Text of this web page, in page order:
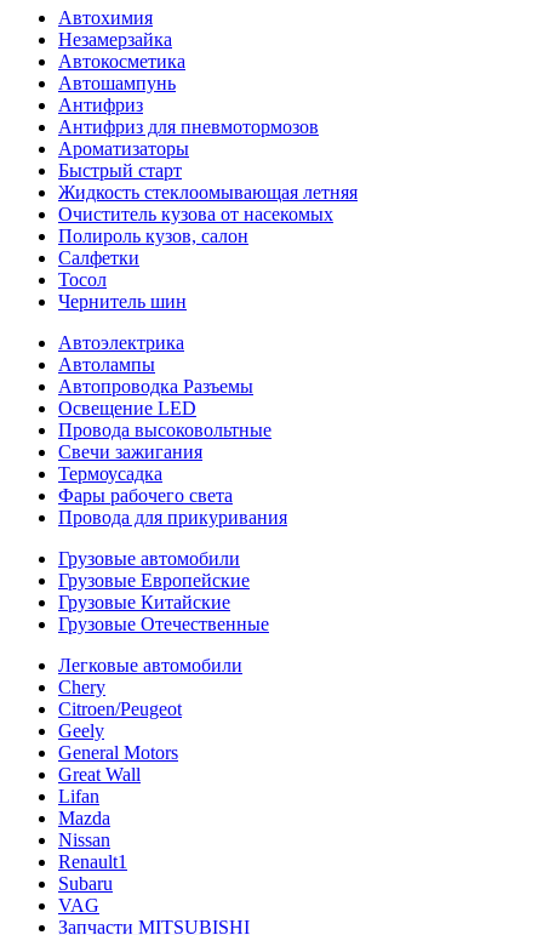
Автохимия
Незамерзайка
Автокосметика
Автошампунь
Антифриз
Антифриз для пневмотормозов
Ароматизаторы
Быстрый старт
Жидкость стеклоомывающая летняя
Очиститель кузова от насекомых
Полироль кузов, салон
Салфетки
Тосол
Чернитель шин
Автоэлектрика
Автолампы
Автопроводка Разъемы
Освещение LED
Провода высоковольтные
Свечи зажигания
Термоусадка
Фары рабочего света
Провода для прикуривания
Грузовые автомобили
Грузовые Европейские
Грузовые Китайские
Грузовые Отечественные
Легковые автомобили
Chery
Citroen/Peugeot
Geely
General Motors
Great Wall
Lifan
Mazda
Nissan
Renault1
Subaru
VAG
Запчасти MITSUBISHI